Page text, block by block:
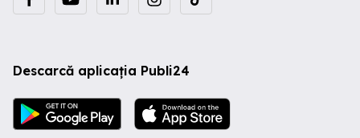
Descarcă aplicația Publi24